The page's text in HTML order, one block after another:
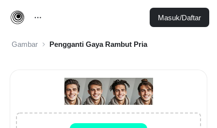
Masuk/Daftar
Gambar Pengganti Gaya Rambut Pria